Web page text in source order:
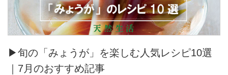
▶旬の「みょうが」を楽しむ人気レシピ10選
｜7月のおすすめ記事